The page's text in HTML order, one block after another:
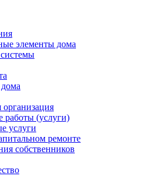
элементы дома
(услуги)
услуги
ремонте
собственников